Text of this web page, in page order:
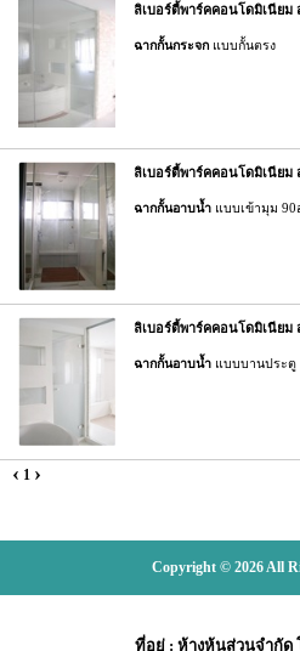
ลิเบอร์ตี้พาร์คคอนโดมิเนีย
ฉากกั้นกระจก แบบกั้นตรง
ลิเบอร์ตี้พาร์คคอนโดมิเนีย
ฉากกั้นอาบน้ำ แบบเข้ามุม 90
ลิเบอร์ตี้พาร์คคอนโดมิเนีย
ฉากกั้นอาบน้ำ แบบบานประตู
‹ 1 ›
Copyright © 2026 All
ที่อยู่ : ห้างหุ้นส่วนจำกัด